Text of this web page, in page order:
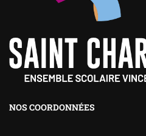
NOS COORDONNÉES